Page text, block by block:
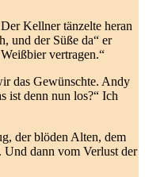
Kellner tänzelte heran
und der Süße da“ er
vertragen.“
das Gewünschte. Andy
ist denn nun los?“ Ich
der blöden Alten, dem
Und dann vom Verlust der